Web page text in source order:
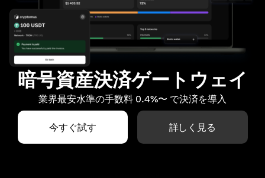
暗号資産決済ゲートウェイ
業界最安水準の手数料 0.4%〜 で決済を導入
今すぐ試す 詳しく見る